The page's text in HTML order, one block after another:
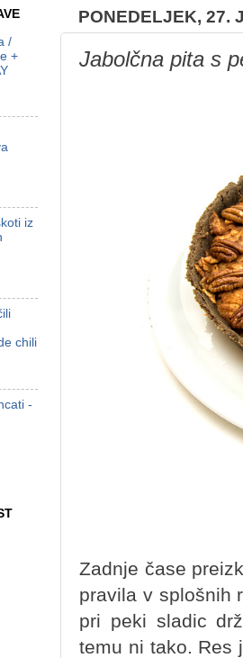
PONEDELJEK, 27.
Jabolčna pita s
Zadnje čase
pravila v splošnih
pri peki sladic
temu ni tako. Res
/
+
iz
chili
-